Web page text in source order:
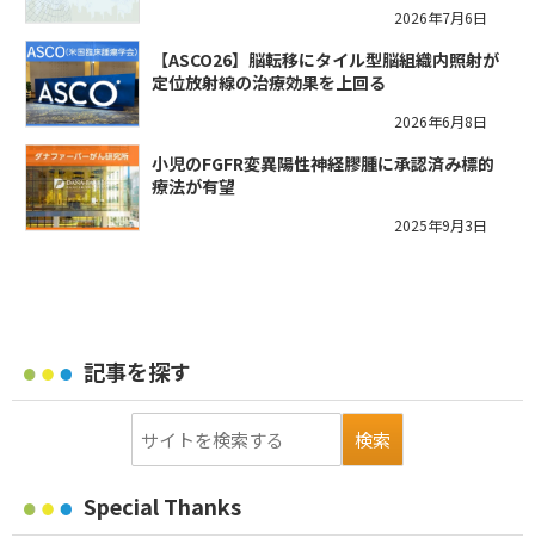
2026年7月6日
【ASCO26】脳転移にタイル型脳組織内照射が
定位放射線の治療効果を上回る
2026年6月8日
小児のFGFR変異陽性神経膠腫に承認済み標的
療法が有望
2025年9月3日
記事を探す
Special Thanks